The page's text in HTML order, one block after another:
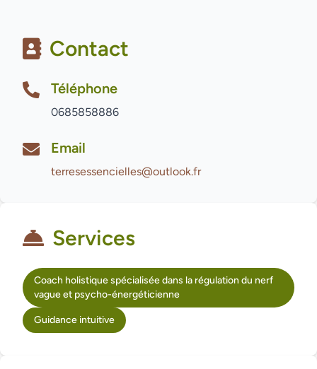
Contact
Téléphone
0685858886
Email
terresessencielles@outlook.fr
Services
Coach holistique spécialisée dans la régulation du nerf
vague et psycho-énergéticienne
Guidance intuitive